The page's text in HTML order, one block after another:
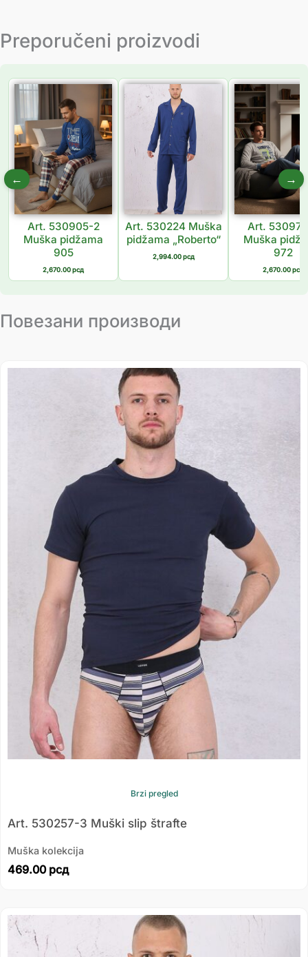
Preporučeni proizvodi
←
Art. 530905-2
Muška pidžama
905
2,670.00рсд
Art. 530224 Muška
pidžama „Roberto“
2,994.00рсд
Art.
Muška
972
2,670.00рсд
→
Повезани производи
Brzi pregled
Art. 530257-3 Muški slip štrafte
Muška kolekcija
469.00 рсд